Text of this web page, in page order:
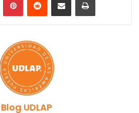
Blog UDLAP